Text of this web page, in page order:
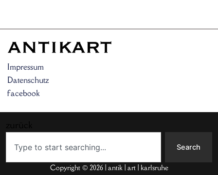
Impressum
Datenschutz
facebook
Search
Copyright © 2026 | antik | art | karlsruhe